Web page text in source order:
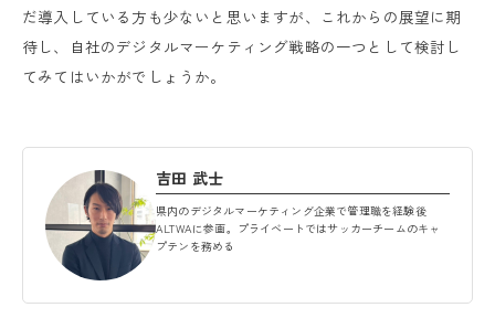
だ導入している方も少ないと思いますが、これからの展望に期
待し、自社のデジタルマーケティング戦略の一つとして検討し
てみてはいかがでしょうか。
吉田 武士
県内のデジタルマーケティング企業で管理職を経験後
ALTWAに参画。プライベートではサッカーチームのキャ
プテンを務める